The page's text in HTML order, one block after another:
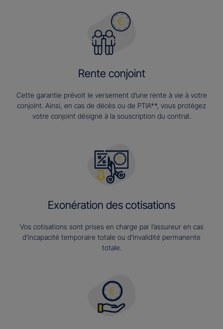
Rente conjoint
Cette garantie prévoit le versement d’une rente à vie à votre
conjoint. Ainsi, en cas de décès ou de PTIA**, vous protégez
votre conjoint désigné à la souscription du contrat.
Exonération des cotisations
Vos cotisations sont prises en charge par l’assureur en cas
d’incapacité temporaire totale ou d’invalidité permanente
totale.